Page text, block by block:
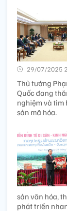
29/07/2025
Thủ tướng
Quốc đang
nghiệm và tìm
sản mã hóa.
sản văn hóa,
phát triển